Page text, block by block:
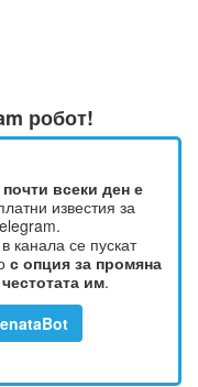
робот!
всеки ден е
известия за
канала се пускат
с опция за промяна
им.